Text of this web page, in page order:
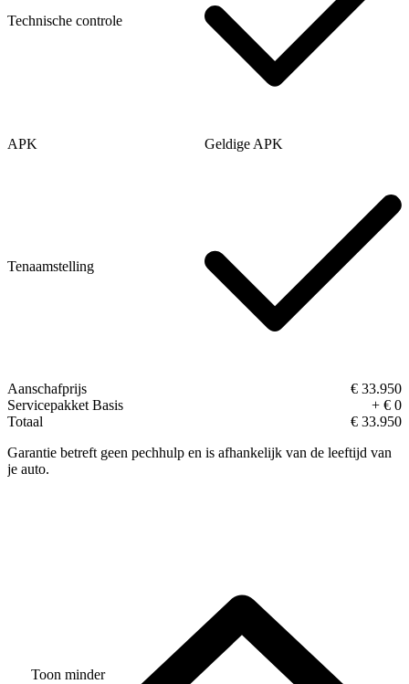
Technische controle
APK Geldige APK
Tenaamstelling
Aanschafprijs
€ 33.950
Servicepakket Basis
+ € 0
Totaal
€ 33.950
Garantie betreft geen pechhulp en is afhankelijk van de leeftijd van
je auto.
Toon minder